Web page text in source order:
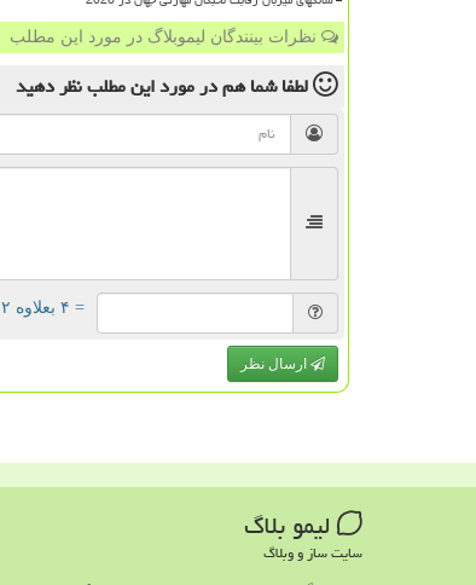
نظرات بینندگان لیموبلاگ در مورد این مطلب
لطفا شما همدر مورد این مطلبنظر دهید
= ۴ بعلاوه ۲
ارسال نظر
لیمو بلاگ
سایت ساز و وبلاگ